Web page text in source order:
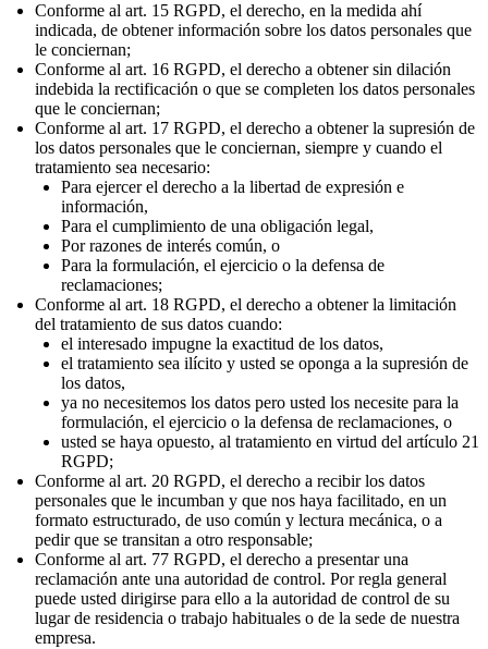
Conforme al art. 15 RGPD, el derecho, en la medida ahí
indicada, de obtener información sobre los datos personales que
le conciernan;
Conforme al art. 16 RGPD, el derecho a obtener sin dilación
indebida la rectificación o que se completen los datos personales
que le conciernan;
Conforme al art. 17 RGPD, el derecho a obtener la supresión de
los datos personales que le conciernan, siempre y cuando el
tratamiento sea necesario:
Para ejercer el derecho a la libertad de expresión e
información,
Para el cumplimiento de una obligación legal,
Por razones de interés común, o
Para la formulación, el ejercicio o la defensa de
reclamaciones;
Conforme al art. 18 RGPD, el derecho a obtener la limitación
del tratamiento de sus datos cuando:
el interesado impugne la exactitud de los datos,
el tratamiento sea ilícito y usted se oponga a la supresión de
los datos,
ya no necesitemos los datos pero usted los necesite para la
formulación, el ejercicio o la defensa de reclamaciones, o
usted se haya opuesto, al tratamiento en virtud del artículo 21
RGPD;
Conforme al art. 20 RGPD, el derecho a recibir los datos
personales que le incumban y que nos haya facilitado, en un
formato estructurado, de uso común y lectura mecánica, o a
pedir que se transitan a otro responsable;
Conforme al art. 77 RGPD, el derecho a presentar una
reclamación ante una autoridad de control. Por regla general
puede usted dirigirse para ello a la autoridad de control de su
lugar de residencia o trabajo habituales o de la sede de nuestra
empresa.